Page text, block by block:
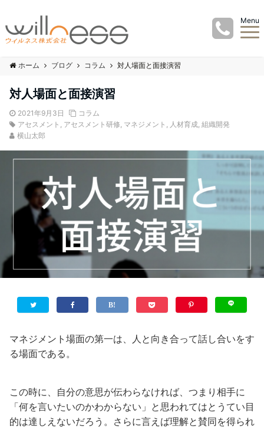
Menu
ホーム ブログ コラム 対人場面と面接演習
対人場面と面接演習
2021年9月3日
コラム
アセスメント , アセスメント研修, マネジメント , 人材育成, 組織開発
横山太郎
マネジメント場面の第一は、人と向き合って話し合いをす
る場面である。
この時に、自分の意思が伝わらなければ、つまり相手に
「何を言いたいのかわからない」と思われてはとうてい目
的は達しえないだろう。さらに言えば理解と賛同を得られ